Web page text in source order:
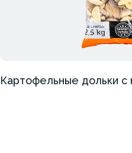
Картофельные дольки